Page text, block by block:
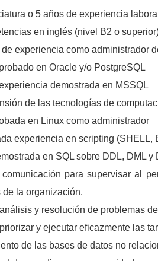
o 5 años de experiencia
en inglés (nivel B2 o
experiencia como administrador
en Oracle y/o PostgreSQL
demostrada en MSSQL
de las tecnologías de
en Linux como administrador
experiencia en scripting (SHELL,
en SQL sobre DDL, DML y
para supervisar al
de la organización.
y resolución de problemas
y ejecutar eficazmente las
de las bases de datos no